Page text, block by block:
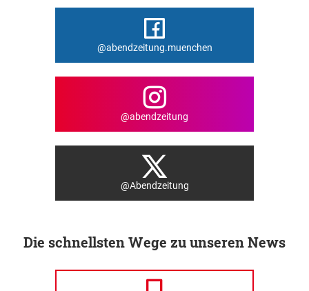
@abendzeitung.muenchen
@abendzeitung
@Abendzeitung
Die schnellsten Wege zu unseren News